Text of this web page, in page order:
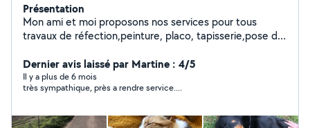
Présentation
Mon ami et moi proposons nos services pour tous
travaux de réfection,peinture, placo, tapisserie,pose de
que l'entretien extérieurs,tonte de pelouse,taille de
haies etc..Service à la personne ménage course. Nous
nous ferons également le plaisir de garder vos animaux
Dernier avis laissé par Martine : 4/5
Il y a plus de 6 mois
très sympathique, près a rendre service....